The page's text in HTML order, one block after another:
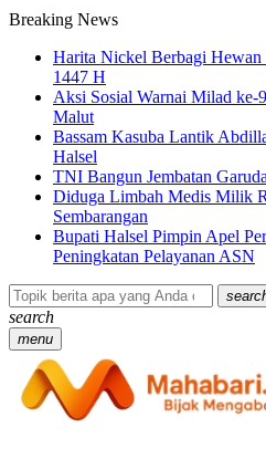
Breaking News
Harita Nickel Berbagi
1447 H
Aksi Sosial Warnai Milad ke-
Malut
Bassam Kasuba Lantik
Halsel
TNI Bangun Jembatan
Diduga Limbah Medis Milik
Sembarangan
Bupati Halsel Pimpin Apel
Peningkatan Pelayanan ASN
search
menu